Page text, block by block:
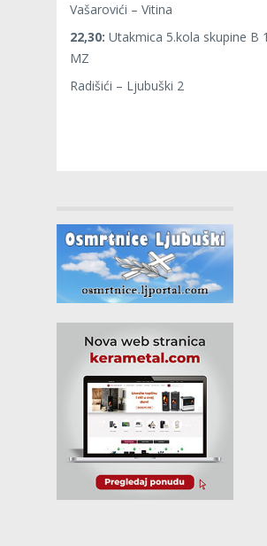
Vašarovići – Vitina
22,30: Utakmica 5.kola skupine B
MZ
Radišići – Ljubuški 2